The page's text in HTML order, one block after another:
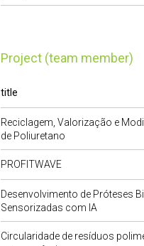
Project (team member)
title
Reciclagem, Valorização e
de Poliuretano
PROFITWAVE
Desenvolvimento de Próteses
Sensorizadas com IA
Circularidade de resíduos